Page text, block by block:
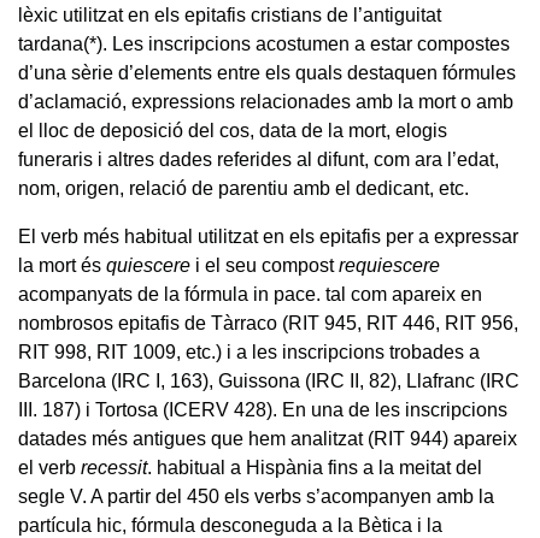
lèxic utilitzat en els epitafis cristians de l’antiguitat
tardana(*). Les inscripcions acostumen a estar compostes
d’una sèrie d’elements entre els quals destaquen fórmules
d’aclamació, expressions relacionades amb la mort o amb
el lloc de deposició del cos, data de la mort, elogis
funeraris i altres dades referides al difunt, com ara l’edat,
nom, origen, relació de parentiu amb el dedicant, etc.
El verb més habitual utilitzat en els epitafis per a expressar
la mort és quiescere i el seu compostrequiescere
acompanyats de la fórmula in pace. tal com apareix en
nombrosos epitafis de Tàrraco (RIT 945, RIT 446, RIT 956,
RIT 998, RIT 1009, etc.) i a les inscripcions trobades a
Barcelona (IRC I, 163), Guissona (IRC II, 82), Llafranc (IRC
III. 187) i Tortosa (ICERV 428). En una de les inscripcions
datades més antigues que hem analitzat (RIT 944) apareix
el verb recessit. habitual a Hispània fins a la meitat del
segle V. A partir del 450 els verbs s’acompanyen amb la
partícula hic, fórmula desconeguda a la Bètica i la